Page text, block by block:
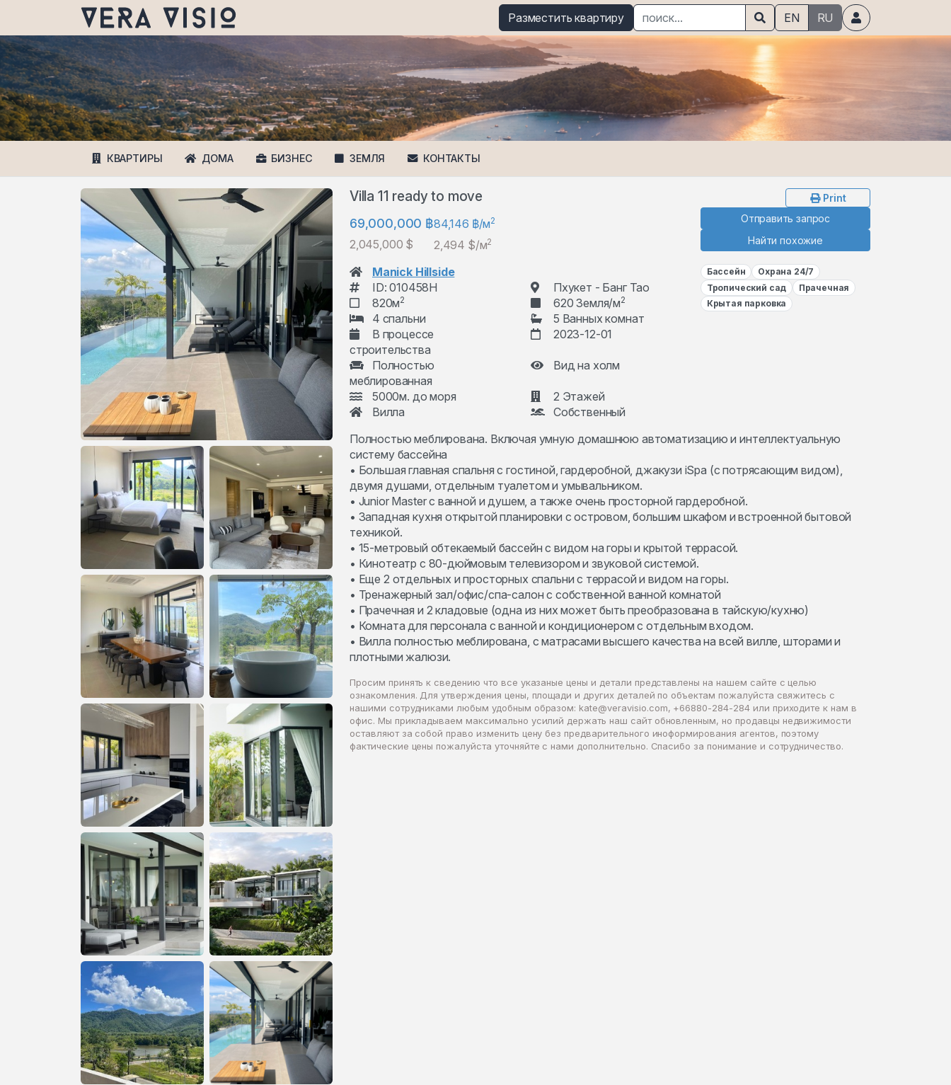
Разместить квартиру EN RU
КВАРТИРЫ ДОМА БИЗНЕС ЗЕМЛЯ КОНТАКТЫ
Villa 11 ready to move
69,000,000 ฿
2,045,000 $
84,146 ฿/м2
2,494 $/м2
Print
Отправить запрос
Найти похожие
Manick Hillside
ID: 010458H
Пхукет - Банг Тао
820м2 620 Земля/м2
4 спальни
5 Ванных комнат
В процессе
строительства
2023-12-01
Полностью
меблированная
Вид на холм
5000м. до моря
2 Этажей
Вилла
Собственный
Бассейн
Охрана 24/7
Тропический сад
Прачечная
Крытая парковка
Полностью меблирована. Включая умную домашнюю автоматизацию и интеллектуальную
систему бассейна
• Большая главная спальня с гостиной, гардеробной, джакузи iSpa (с потрясающим видом),
двумя душами, отдельным туалетом и умывальником.
• Junior Master с ванной и душем, а также очень просторной гардеробной.
• Западная кухня открытой планировки с островом, большим шкафом и встроенной бытовой
техникой.
• 15-метровый обтекаемый бассейн с видом на горы и крытой террасой.
• Кинотеатр с 80-дюймовым телевизором и звуковой системой.
• Еще 2 отдельных и просторных спальни с террасой и видом на горы.
• Тренажерный зал/офис/спа-салон с собственной ванной комнатой
• Прачечная и 2 кладовые (одна из них может быть преобразована в тайскую/кухню)
• Комната для персонала с ванной и кондиционером с отдельным входом.
• Вилла полностью меблирована, с матрасами высшего качества на всей вилле, шторами и
плотными жалюзи.
Просим принять к сведению что все указаные цены и детали представлены на нашем сайте с целью
ознакомления. Для утверждения цены, площади и других деталей по объектам пожалуйста свяжитесь с
нашими сотрудниками любым удобным образом: kate@veravisio.com, +66880-284-284 или приходите к нам в
офис. Мы прикладываем максимально усилий держать наш сайт обновленным, но продавцы недвижимости
оставляют за собой право изменить цену без предварительного иноформирования агентов, поэтому
фактические цены пожалуйста уточняйте с нами дополнительно. Спасибо за понимание и сотрудничество.